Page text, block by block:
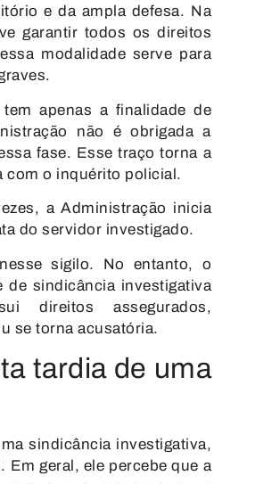
e da ampla defesa. Na
garantir todos os direitos
modalidade serve para
apenas a finalidade de
não é obrigada a
fase. Esse traço torna a
com o inquérito policial.
a Administração inicia
do servidor investigado.
sigilo. No entanto, o
sindicância investigativa
direitos assegurados,
se torna acusatória.
tardia de uma
sindicância investigativa,
geral, ele percebe que a